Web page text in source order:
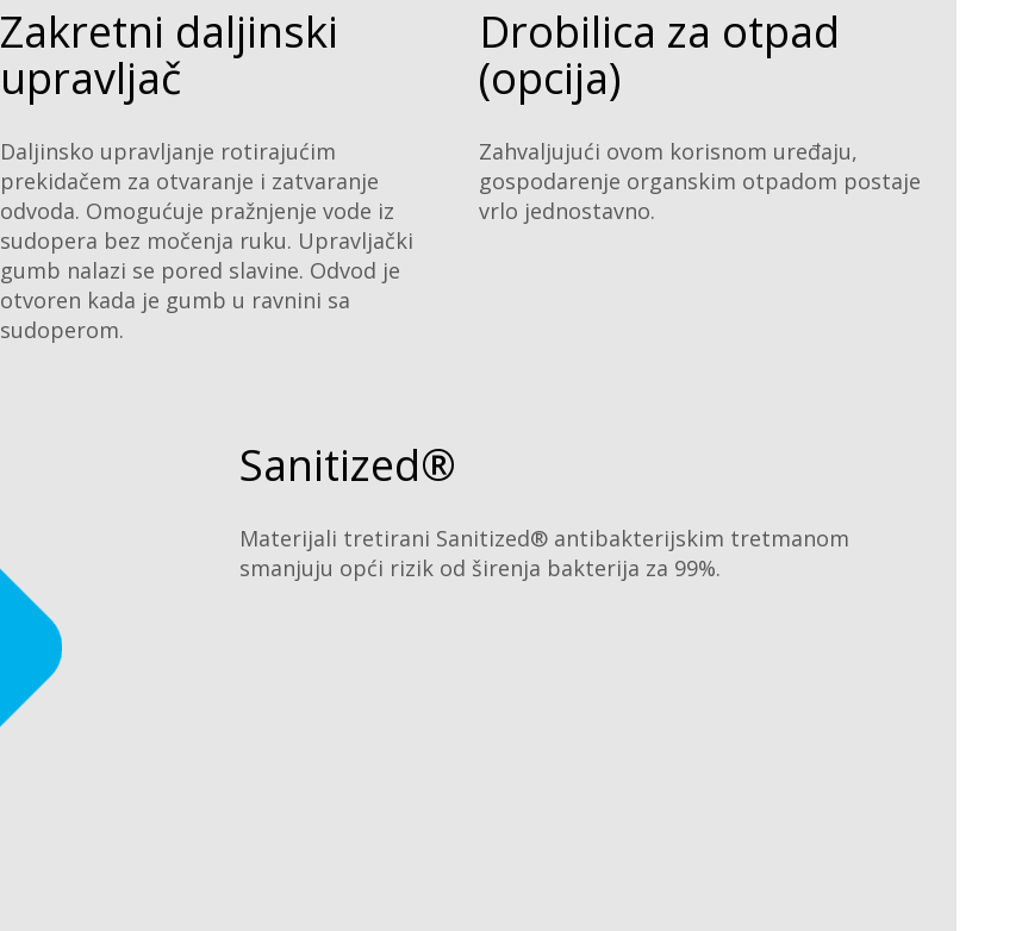
Zakretni daljinski
upravljač
Daljinsko upravljanje rotirajućim
prekidačem za otvaranje i zatvaranje
odvoda. Omogućuje pražnjenje vode iz
sudopera bez močenja ruku. Upravljački
gumb nalazi se pored slavine. Odvod je
otvoren kada je gumb u ravnini sa
sudoperom.
Drobilica za otpad
(opcija)
Zahvaljujući ovom korisnom uređaju,
gospodarenje organskim otpadom postaje
vrlo jednostavno.
Sanitized®
Materijali tretirani Sanitized® antibakterijskim tretmanom
smanjuju opći rizik od širenja bakterija za 99%.